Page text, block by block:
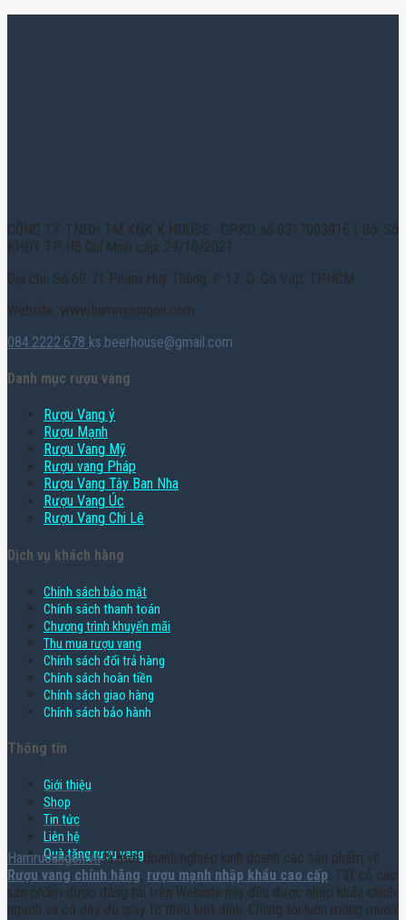
CÔNG TY TNHH TM XNK K HOUSE - GPKD số 0317003916 | Bởi Sở
KHĐT TP. Hồ Chí Minh cấp: 29/10/2021
Địa chỉ: Số 69-71 Phạm Huy Thông, P. 17, Q. Gò Vấp, TPHCM
Website: www.hamruoungon.com
084.2222.678 ks.beerhouse@gmail.com
Danh mục rượu vang
Rượu Vang ý
Rượu Mạnh
Rượu Vang Mỹ
Rượu vang Pháp
Rượu Vang Tây Ban Nha
Rượu Vang Úc
Rượu Vang Chi Lê
Dịch vụ khách hàng
Chính sách bảo mật
Chính sách thanh toán
Chương trình khuyến mãi
Thu mua rượu vang
Chính sách đổi trả hàng
Chính sách hoàn tiền
Chính sách giao hàng
Chính sách bảo hành
Thông tin
Giới thiệu
Shop
Tin tức
Liên hệ
Quà tặng rượu vang
Hamruoungon.vnlà một doanh nghiệp kinh doanh các sản phẩm về
Rượu vang chính hãng, rượu mạnh nhập khẩu cao cấp. Tất cả các
sản phẩm được đăng tải trên Website này đều được nhập khẩu chính
ngạch và có đầy đủ giấy tờ theo luật định. Chúng tôi luôn mong muốn